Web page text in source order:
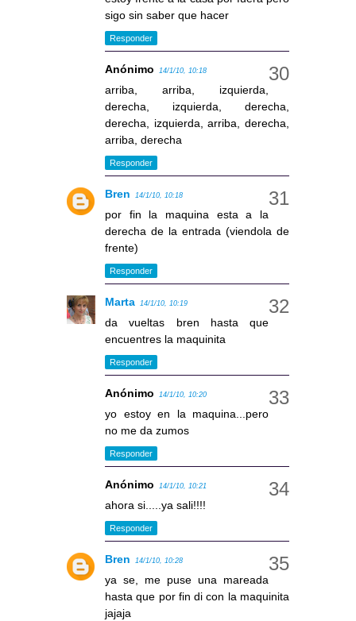
sigo sin saber que hacer
Responder
Anónimo 14/1/10, 10:18
arriba, arriba, izquierda,
derecha, izquierda, derecha,
derecha, izquierda, arriba, derecha,
arriba, derecha
Responder
Bren 14/1/10, 10:18
por fin la maquina esta a la
derecha de la entrada (viendola de
frente)
Responder
Marta 14/1/10, 10:19
da vueltas bren hasta que
encuentres la maquinita
Responder
Anónimo 14/1/10, 10:20
yo estoy en la maquina...pero
no me da zumos
Responder
Anónimo 14/1/10, 10:21
ahora si.....ya sali!!!!
Responder
Bren 14/1/10, 10:28
ya se, me puse una mareada
hasta que por fin di con la maquinita
jajaja